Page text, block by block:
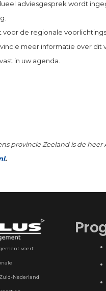
adviesgesprek wordt
voor de regionale
meer informatie over
in uw agenda.
provincie Zeeland is de heer
.
voert
Nederland